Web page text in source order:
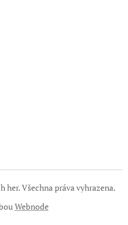
her. Všechna práva vyhrazena.
Webnode